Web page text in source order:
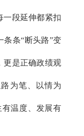
一段延伸都紧扣
条条“断头路”变
更是正确政绩观
为笔、以情为
温度、发展有